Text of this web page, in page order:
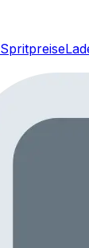
Spritpreise